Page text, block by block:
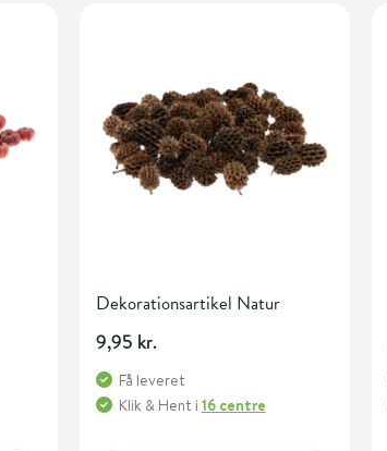
Dekorationsartikel Natur
9,95 kr.
Få leveret
Klik & Hent i 16 centre